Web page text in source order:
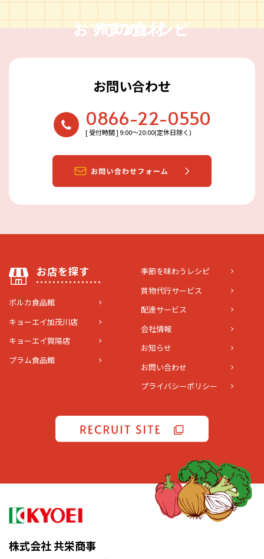
おすすめレシピ
旬の食材
お問い合わせ
0866-22-0550
[ 受付時間 ] 9:00〜20:00(定休日除く)
お店を探す
ポルカ食品館
キョーエイ加茂川店
キョーエイ賀陽店
プラム食品館
季節を味わうレシピ
買物代行サービス
配達サービス
会社情報
お知らせ
お問い合わせ
プライバシーポリシー
株式会社 共栄商事